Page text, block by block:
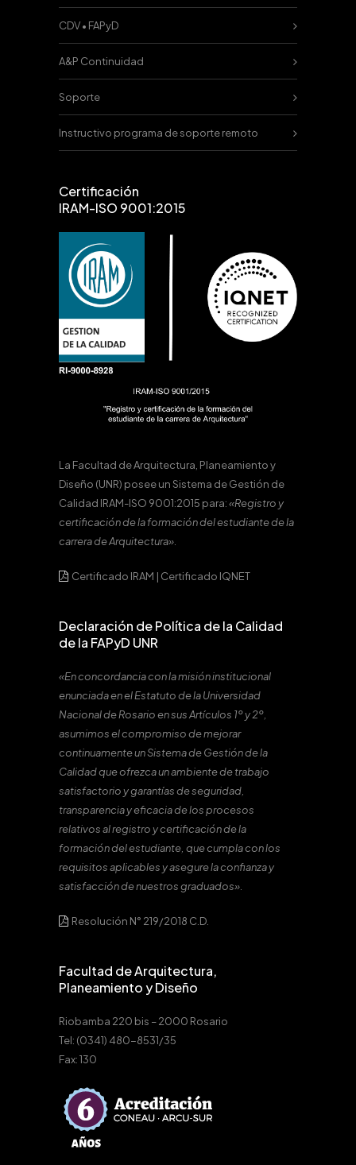
CDV • FAPyD
A&P Continuidad
Soporte
Instructivo programa de soporte remoto
Certificación
IRAM-ISO 9001:2015
La Facultad de Arquitectura, Planeamiento y
Diseño (UNR) posee un Sistema de Gestión de
Calidad IRAM-ISO 9001:2015 para:«Registro y
certificación de la formación del estudiante de la
carrera de Arquitectura».
Certificado IRAM | Certificado IQNET
Declaración de Política de la Calidad
de la FAPyD UNR
«En concordancia con la misión institucional
enunciada en el Estatuto de la Universidad
Nacional de Rosario en sus Artículos 1º y 2º,
asumimos el compromiso de mejorar
continuamente un Sistema de Gestión de la
Calidad que ofrezca un ambiente de trabajo
satisfactorio y garantías de seguridad,
transparencia y eficacia de los procesos
relativos al registro y certificación de la
formación del estudiante, que cumpla con los
requisitos aplicables y asegure la confianza y
satisfacción de nuestros graduados».
Resolución N° 219/2018 C.D.
Facultad de Arquitectura,
Planeamiento y Diseño
Riobamba 220 bis – 2000 Rosario
Tel: (0341) 480-8531/35
Fax: 130